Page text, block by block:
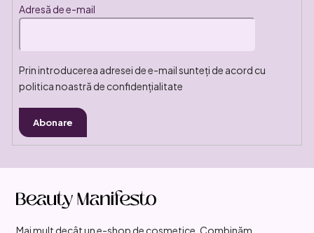
Adresă de e-mail
Prin introducerea adresei de e-mail sunteți de acord cu
politica noastră de confidențialitate
Abonare
Mai mult decât un e-shop de cosmetice. Combinăm